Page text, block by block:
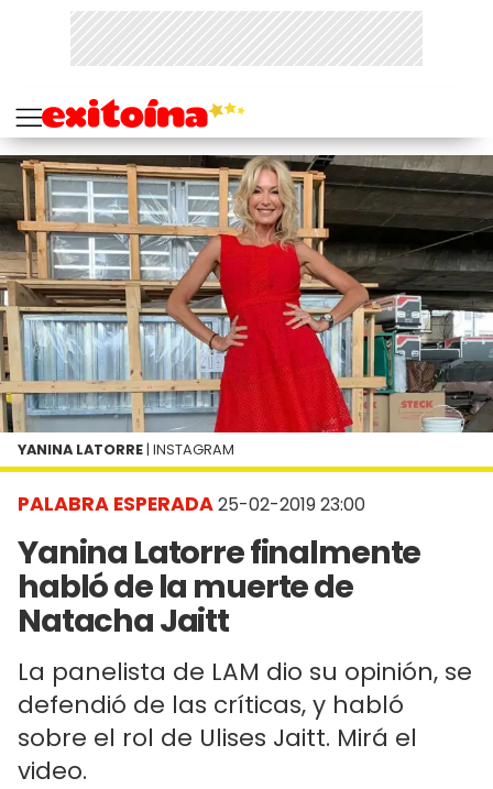
PALABRA ESPERADA25-02-2019 23:00
Yanina Latorre finalmente
habló de la muerte de
Natacha Jaitt
La panelista de LAM dio su opinión, se
defendió de las críticas, y habló
sobre el rol de Ulises Jaitt. Mirá el
video.
YANINA LATORRE | INSTAGRAM